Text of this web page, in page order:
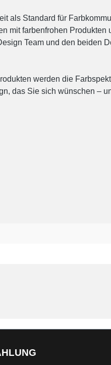
als Standard für
mit farbenfrohen Produkten
Team und den beiden
werden die
das Sie sich wünschen –